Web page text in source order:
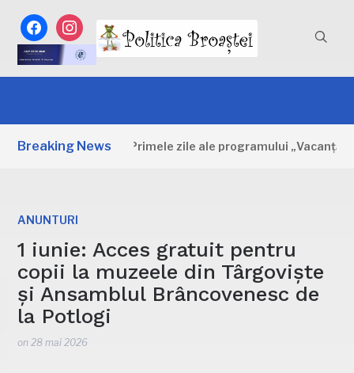
facebookinstagram
Breaking News
Dâmbovița: Primele zile ale programului „Vacanță la
ANUNTURI
1 iunie: Acces gratuit pentru
copii la muzeele din Târgovişte
și Ansamblul Brâncovenesc de
la Potlogi
on 28 mai 2026